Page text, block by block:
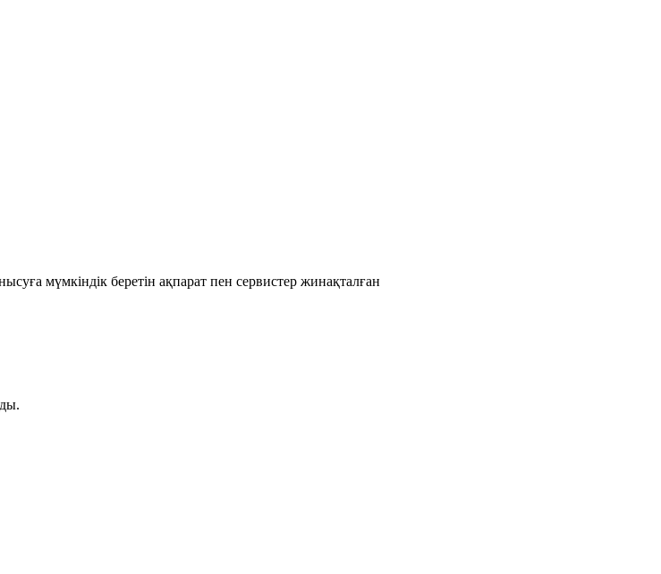
мүмкіндік беретін ақпарат пен сервистер жинақталған